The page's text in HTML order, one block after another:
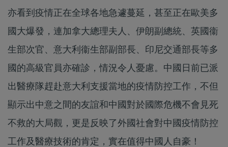
亦看到疫情正在全球各地急遽蔓延，甚至正在歐美多
國大爆發，連加拿大總理夫人、伊朗副總統、英國衞
生部次官、意大利衞生部副部長、印尼交通部長等多
國的高級官員亦確診，情況令人憂慮。中國日前已派
出醫療隊趕赴意大利支援當地的疫情防控工作，不但
顯示出中意之間的友誼和中國對於國際危機不會見死
不救的大局觀，更是反映了外國社會對中國疫情防控
工作及醫療技術的肯定，實在值得中國人自豪！